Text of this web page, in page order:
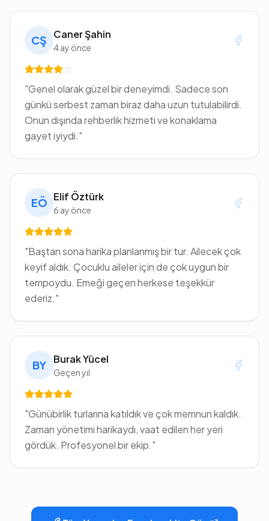
CŞ Caner Şahin
4 ay önce
"Genel olarak güzel bir deneyimdi. Sadece son
günkü serbest zaman biraz daha uzun tutulabilirdi.
Onun dışında rehberlik hizmeti ve konaklama
gayet iyiydi."
EÖ Elif Öztürk
6 ay önce
"Baştan sona harika planlanmış bir tur. Ailecek çok
keyif aldık. Çocuklu aileler için de çok uygun bir
tempoydu. Emeği geçen herkese teşekkür
ederiz."
BY Burak Yücel
Geçen yıl
"Günübirlik turlarına katıldık ve çok memnun kaldık.
Zaman yönetimi harikaydı, vaat edilen her yeri
gördük. Profesyonel bir ekip."